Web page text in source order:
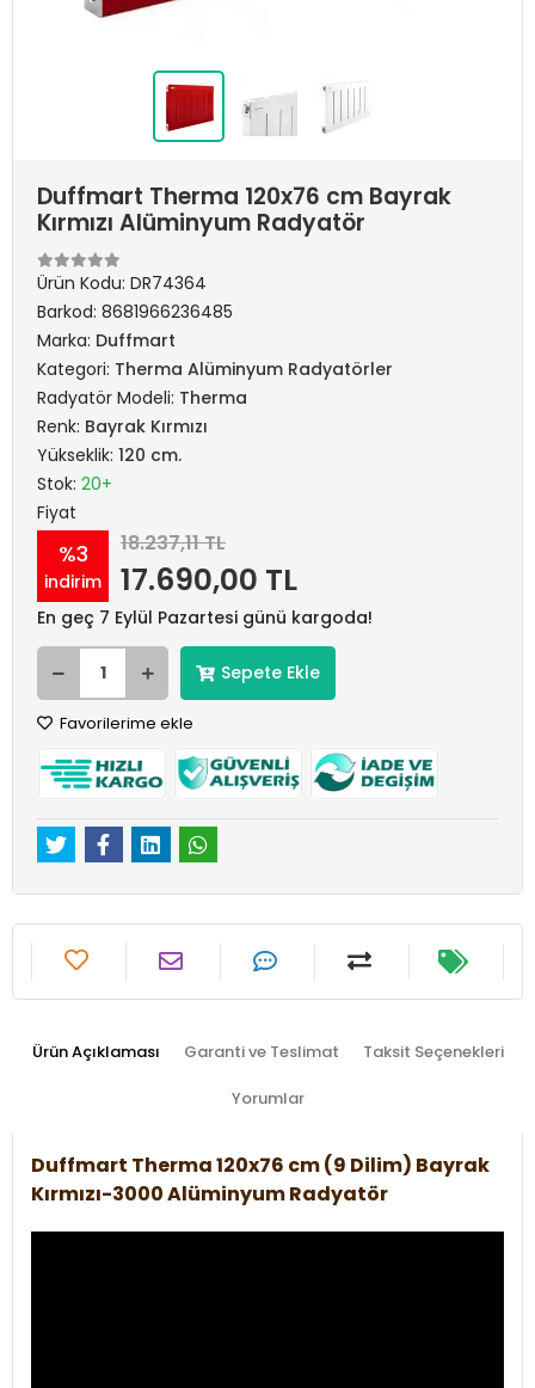
Duffmart Therma 120x76 cm Bayrak
Kırmızı Alüminyum Radyatör
Ürün Kodu: DR74364
Barkod: 8681966236485
Marka: Duffmart
Kategori: Therma Alüminyum Radyatörler
Radyatör Modeli: Therma
Renk: Bayrak Kırmızı
Yükseklik: 120 cm.
Stok: 20+
Fiyat
%3
indirim
18.237,11 TL
17.690,00 TL
En geç 7 Eylül Pazartesi günü kargoda!
Sepete Ekle
Favorilerime ekle
Ürün Açıklaması Garanti ve Teslimat Taksit Seçenekleri
Yorumlar
Duffmart Therma 120x76 cm (9 Dilim) Bayrak
Kırmızı-3000 Alüminyum Radyatör